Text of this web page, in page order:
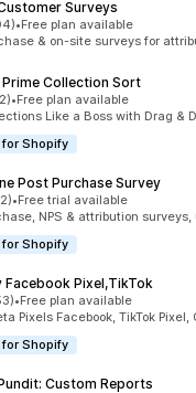
Surveys
recenzí: 504
•Free plan available
& on-site surveys for
Collection Sort
recenzí: 132
•Free plan available
Like a Boss with Drag &
Shopify
Post Purchase Survey
recenzí: 182
•Free trial available
NPS & attribution
Shopify
Facebook Pixel,TikTok
recenzí: 353
•Free plan available
Pixels Facebook, TikTok Pixel,
Shopify
Custom Reports